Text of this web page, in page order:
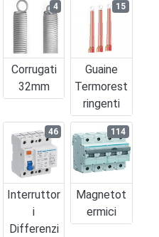
Corrugati
32mm
4
Guaine
Termorest
Ringenti
15
Interruttor
I
Differenzi
46
Magnetot
Ermici
114